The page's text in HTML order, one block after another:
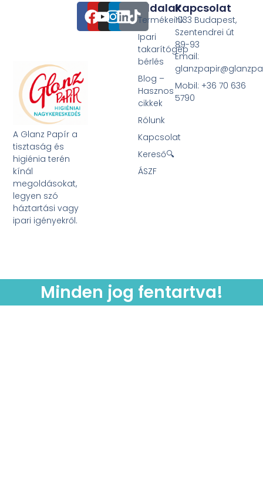
A Glanz Papír a
tisztaság és
higiénia terén
kínál
megoldásokat,
legyen szó
háztartási vagy
ipari igényekről.
Oldalak
Termékeink
Ipari
takarítógép
bérlés
Blog –
Hasznos
cikkek
Rólunk
Kapcsolat
Kereső🔍
ÁSZF
Kapcsolat
1033 Budapest,
Szentendrei út
89-93
Email:
Mobil: +36 70 636
5790
Minden jog fentartva!